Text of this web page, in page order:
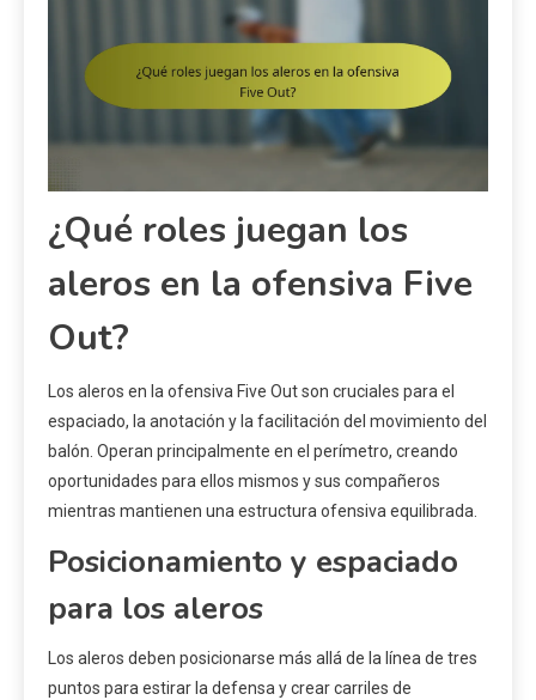
¿Qué roles juegan los
aleros en la ofensiva Five
Out?
Los aleros en la ofensiva Five Out son cruciales para el
espaciado, la anotación y la facilitación del movimiento del
balón. Operan principalmente en el perímetro, creando
oportunidades para ellos mismos y sus compañeros
mientras mantienen una estructura ofensiva equilibrada.
Posicionamiento y espaciado
para los aleros
Los aleros deben posicionarse más allá de la línea de tres
puntos para estirar la defensa y crear carriles de